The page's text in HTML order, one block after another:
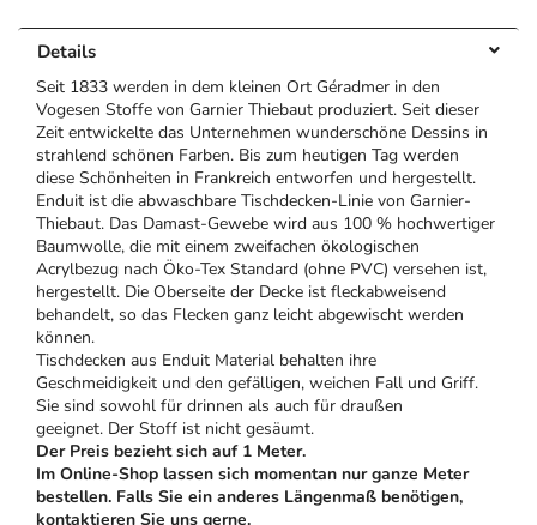
Details
Seit 1833 werden in dem kleinen Ort Géradmer in den
Vogesen Stoffe von Garnier Thiebaut produziert. Seit dieser
Zeit entwickelte das Unternehmen wunderschöne Dessins in
strahlend schönen Farben. Bis zum heutigen Tag werden
diese Schönheiten in Frankreich entworfen und hergestellt.
Enduit ist die abwaschbare Tischdecken-Linie von Garnier-
Thiebaut. Das Damast-Gewebe wird aus 100 % hochwertiger
Baumwolle, die mit einem zweifachen ökologischen
Acrylbezug nach Öko-Tex Standard (ohne PVC) versehen ist,
hergestellt. Die Oberseite der Decke ist fleckabweisend
behandelt, so das Flecken ganz leicht abgewischt werden
können.
Tischdecken aus Enduit Material behalten ihre
Geschmeidigkeit und den gefälligen, weichen Fall und Griff.
Sie sind sowohl für drinnen als auch für draußen
geeignet. Der Stoff ist nicht gesäumt.
Der Preis bezieht sich auf 1 Meter.
Im Online-Shop lassen sich momentan nur ganze Meter
bestellen. Falls Sie ein anderes Längenmaß benötigen,
kontaktieren Sie uns gerne.